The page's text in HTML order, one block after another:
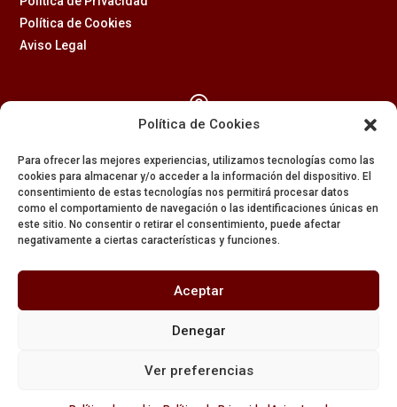
Política de Cookies
Para ofrecer las mejores experiencias, utilizamos tecnologías como las
cookies para almacenar y/o acceder a la información del dispositivo. El
consentimiento de estas tecnologías nos permitirá procesar datos
como el comportamiento de navegación o las identificaciones únicas en
este sitio. No consentir o retirar el consentimiento, puede afectar
negativamente a ciertas características y funciones.
Aceptar
Denegar
Ver preferencias
Política de Cookies
Aviso Legal

954 229 437

608 84 84 82

secretaria@amargura.org
mayordomia@amargura.org